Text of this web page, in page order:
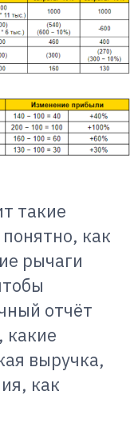
такие
как
рычаги
отчёт
какие
выручка,
как